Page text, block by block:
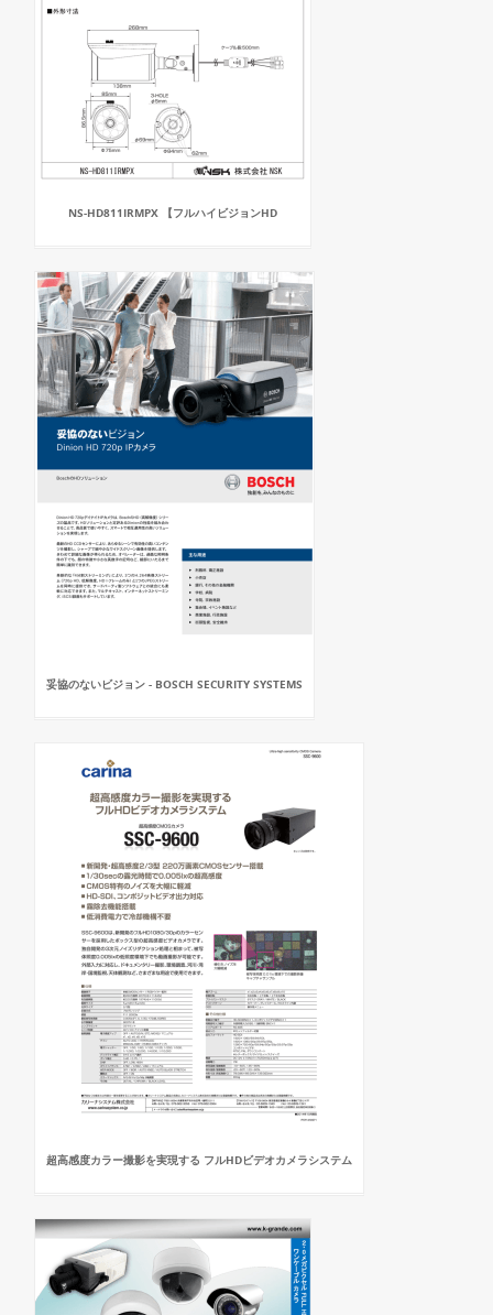
NS-HD811IRMPX 【フルハイビジョンHD
妥協のないビジョン - BOSCH SECURITY SYSTEMS
超高感度カラー撮影を実現する フルHDビデオカメラシステム